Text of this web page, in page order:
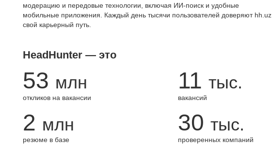
модерацию и передовые технологии, включая ИИ-поиск и удобные
мобильные приложения. Каждый день тысячи пользователей доверяют hh.uz
свой карьерный путь.
HeadHunter — это
53 млн
откликов на вакансии
11 тыс.
вакансий
2 млн
резюме в базе
30 тыс.
проверенных компаний